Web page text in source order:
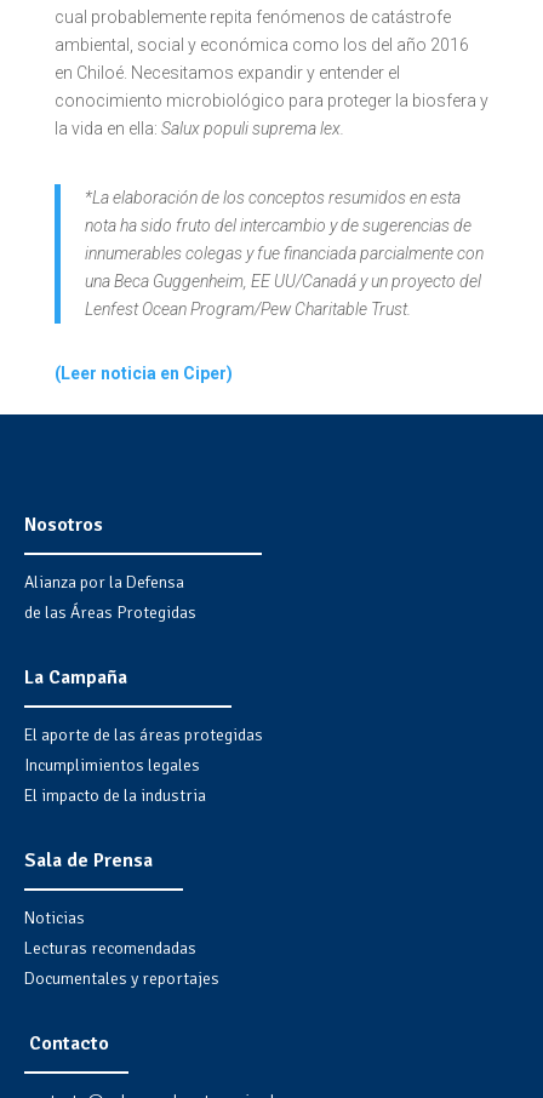
cual probablemente repita fenómenos de catástrofe
ambiental, social y económica como los del año 2016
en Chiloé. Necesitamos expandir y entender el
conocimiento microbiológico para proteger la biosfera y
la vida en ella: Salux populi suprema lex.
*La elaboración de los conceptos resumidos en esta
nota ha sido fruto del intercambio y de sugerencias de
innumerables colegas y fue financiada parcialmente con
una Beca Guggenheim, EE UU/Canadá y un proyecto del
Lenfest Ocean Program/Pew Charitable Trust.
(Leer noticia en Ciper)
Nosotros
Alianza por la Defensa
de las Áreas Protegidas
La Campaña
El aporte de las áreas protegidas
Incumplimientos legales
El impacto de la industria
Sala de Prensa
Noticias
Lecturas recomendadas
Documentales y reportajes
Contacto